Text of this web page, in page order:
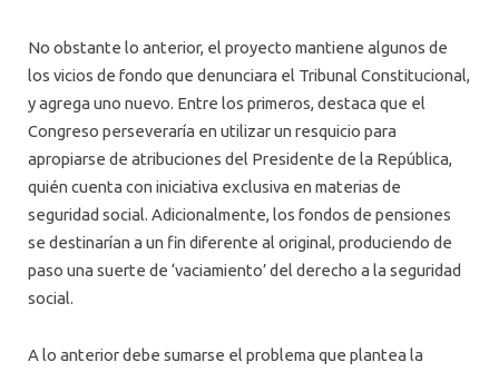
No obstante lo anterior, el proyecto mantiene algunos de
los vicios de fondo que denunciara el Tribunal Constitucional,
y agrega uno nuevo. Entre los primeros, destaca que el
Congreso perseveraría en utilizar un resquicio para
apropiarse de atribuciones del Presidente de la República,
quién cuenta con iniciativa exclusiva en materias de
seguridad social. Adicionalmente, los fondos de pensiones
se destinarían a un fin diferente al original, produciendo de
paso una suerte de ‘vaciamiento’ del derecho a la seguridad
social.
A lo anterior debe sumarse el problema que plantea la